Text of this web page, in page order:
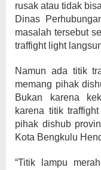
rusak atau tidak
Dinas
masalah tersebut
traffight light
Namun ada titik
memang pihak
Bukan karena
karena titik
pihak dishub
Kota Bengkulu
“Titik lampu